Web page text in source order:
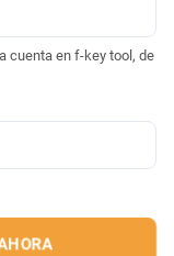
cuenta en f-key tool, de